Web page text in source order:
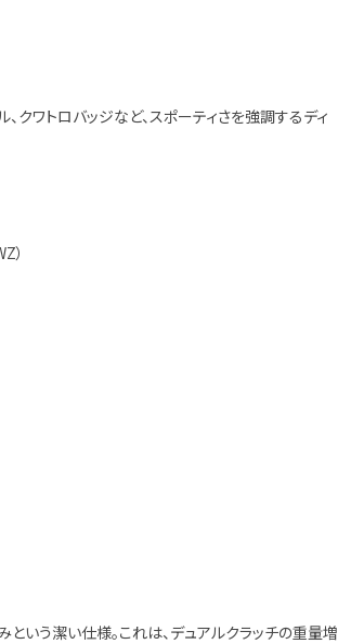
クワトロバッジなど、スポーティさを強調するディ
）
という潔い仕様。これは、デュアルクラッチの重量増